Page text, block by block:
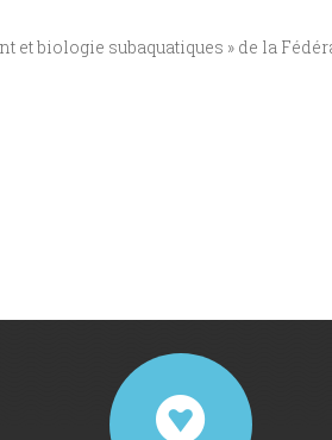
biologie subaquatiques » de la